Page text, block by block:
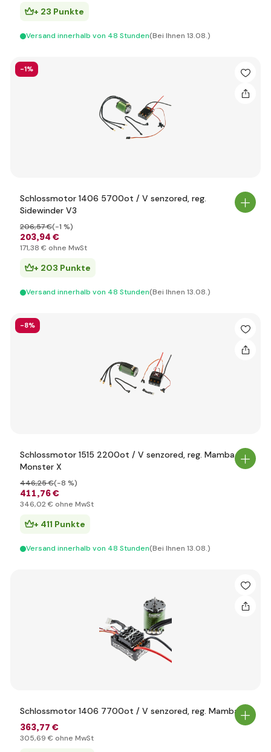
+ 23 Punkte
Versand innerhalb von 48 Stunden(Bei Ihnen 13.08.)
-1%
Schlossmotor 1406 5700ot / V senzored, reg.
Sidewinder V3
203,94 €
206,57 €(-1 %)
171,38 € ohne MwSt
+ 203 Punkte
Versand innerhalb von 48 Stunden(Bei Ihnen 13.08.)
-8%
Schlossmotor 1515 2200ot / V senzored, reg. Mamba-
Monster X
411,76 €
446,25 €(-8 %)
346,02 € ohne MwSt
+ 411 Punkte
Versand innerhalb von 48 Stunden(Bei Ihnen 13.08.)
Schlossmotor 1406 7700ot / V senzored, reg. Mamba X
363,77 €
305,69 € ohne MwSt